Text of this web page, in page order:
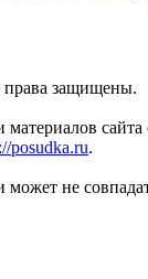
права защищены.
сайта
posudka.ru.
не